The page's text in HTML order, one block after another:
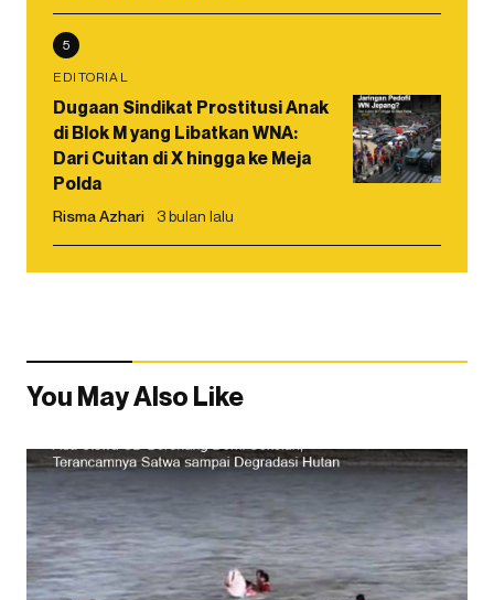
5
EDITORIAL
Dugaan Sindikat Prostitusi Anak
di Blok M yang Libatkan WNA:
Dari Cuitan di X hingga ke Meja
Polda
Risma Azhari 3 bulan lalu
You May Also Like